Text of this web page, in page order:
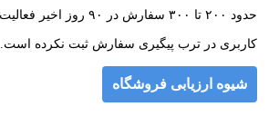
حدود ۲۰۰ تا ۳۰۰ سفارش در ۹۰ روز اخیر فعالیت در ترب
کاربری در ترب پیگیری سفارش ثبت نکرده است.
شیوه ارزیابی فروشگاه